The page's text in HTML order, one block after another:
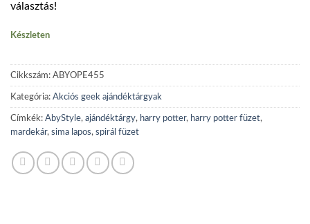
választás!
Készleten
Cikkszám: ABYOPE455
Kategória: Akciós geek ajándéktárgyak
Címkék: AbyStyle, ajándéktárgy, harry potter, harry potter füzet,
mardekár, sima lapos, spirál füzet